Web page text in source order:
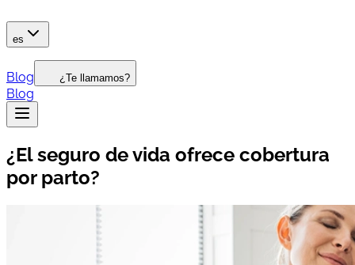
es
Blog ¿Te llamamos?
Blog
¿El seguro de vida ofrece cobertura
por parto?